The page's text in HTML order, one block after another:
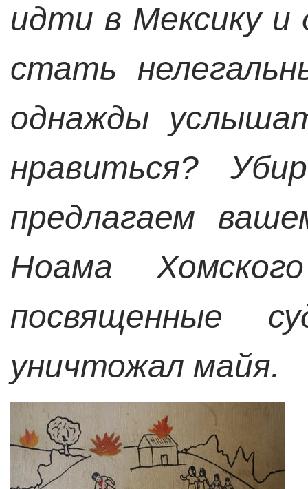
идти в Мексику
стать
однажды
нравиться?
предлагаем
Ноама
посвященные
уничтожал майя.